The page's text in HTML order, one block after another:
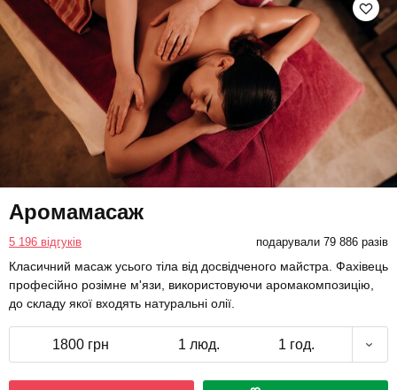
Аромамасаж
5 196 відгуків подарували 79 886 разів
Класичний масаж усього тіла від досвідченого майстра. Фахівець
професійно розімне м'язи, використовуючи аромакомпозицію,
до складу якої входять натуральні олії.
1800 грн 1 люд. 1 год.